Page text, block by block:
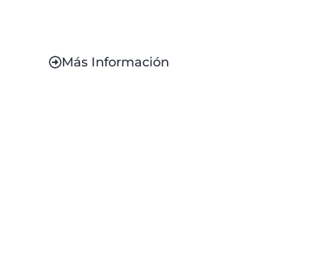
Más Información